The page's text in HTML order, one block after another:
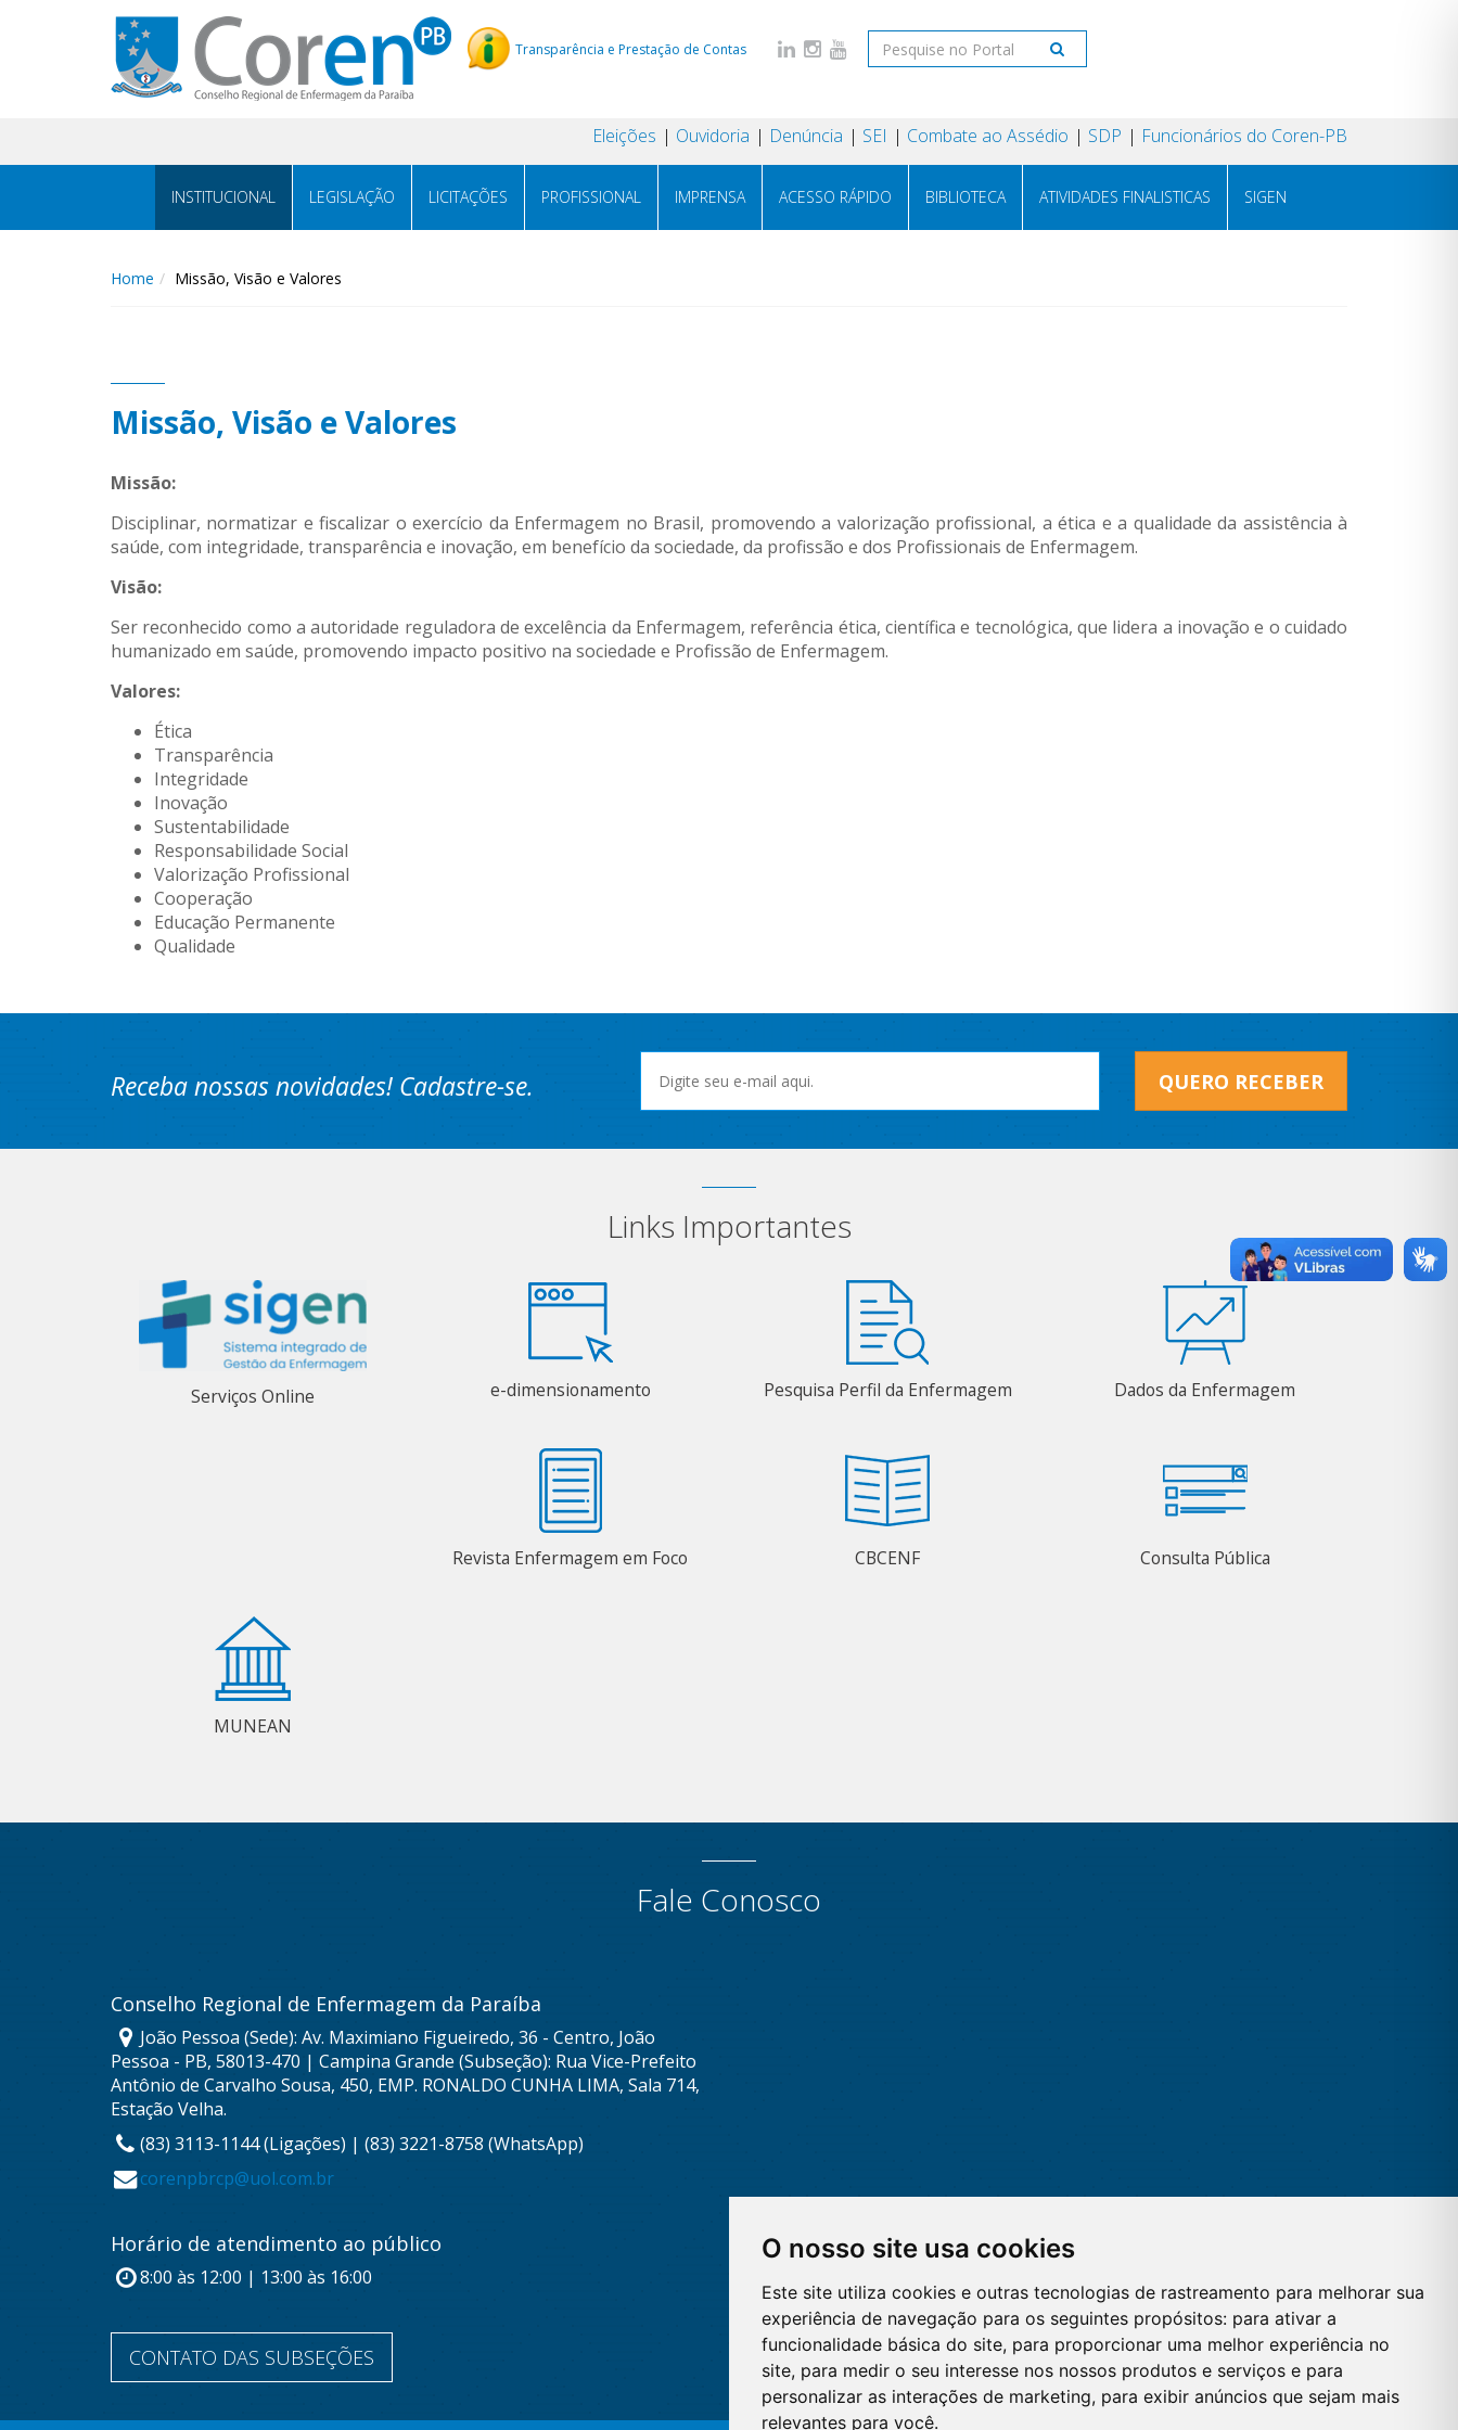
O nosso site usa cookies
Este site utiliza cookies e outras tecnologias de rastreamento para melhorar sua
experiência de navegação para os seguintes propósitos: para ativar a
funcionalidade básica do site, para proporcionar uma melhor experiência no
site, para medir o seu interesse nos nossos produtos e serviços e para
personalizar as interações de marketing, para exibir anúncios que sejam mais
relevantes para você.
Transparência e Prestação de Contas
Eleições Ouvidoria Denúncia SEI Combate ao Assédio SDP Funcionários do Coren-PB
INSTITUCIONAL LEGISLAÇÃO LICITAÇÕES PROFISSIONAL IMPRENSA ACESSO RÁPIDO BIBLIOTECA ATIVIDADES FINALISTICAS SIGEN
Home Missão, Visão e Valores
Missão, Visão e Valores
Missão:
Disciplinar, normatizar e fiscalizar o exercício da Enfermagem no Brasil, promovendo a valorização profissional, a ética e a qualidade da assistência à
saúde, com integridade, transparência e inovação, em benefício da sociedade, da profissão e dos Profissionais de Enfermagem.
Visão:
Ser reconhecido como a autoridade reguladora de excelência da Enfermagem, referência ética, científica e tecnológica, que lidera a inovação e o cuidado
humanizado em saúde, promovendo impacto positivo na sociedade e Profissão de Enfermagem.
Valores:
Ética
Transparência
Integridade
Inovação
Sustentabilidade
Responsabilidade Social
Valorização Profissional
Cooperação
Educação Permanente
Qualidade
Receba nossas novidades! Cadastre-se. QUERO RECEBER
Links Importantes
Serviços Online e-dimensionamento Pesquisa Perfil da Enfermagem Dados da Enfermagem
Revista Enfermagem em Foco CBCENF Consulta Pública
MUNEAN
Fale Conosco
Conselho Regional de Enfermagem da Paraíba
João Pessoa (Sede): Av. Maximiano Figueiredo, 36 - Centro, João
Pessoa - PB, 58013-470 | Campina Grande (Subseção): Rua Vice-Prefeito
Antônio de Carvalho Sousa, 450, EMP. RONALDO CUNHA LIMA, Sala 714,
Estação Velha.
(83) 3113-1144 (Ligações) | (83) 3221-8758 (WhatsApp)
corenpbrcp@uol.com.br
Horário de atendimento ao público
8:00 às 12:00 | 13:00 às 16:00
CONTATO DAS SUBSEÇÕES